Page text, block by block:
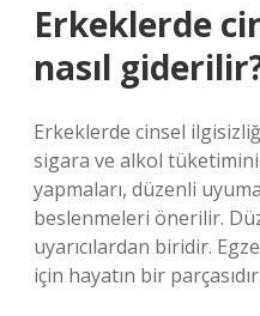
Erkeklerde
nasıl
Erkeklerde cinsel
sigara ve alkol
yapmaları, düzenli
beslenmeleri önerilir.
uyarıcılardan biridir.
için hayatın bir